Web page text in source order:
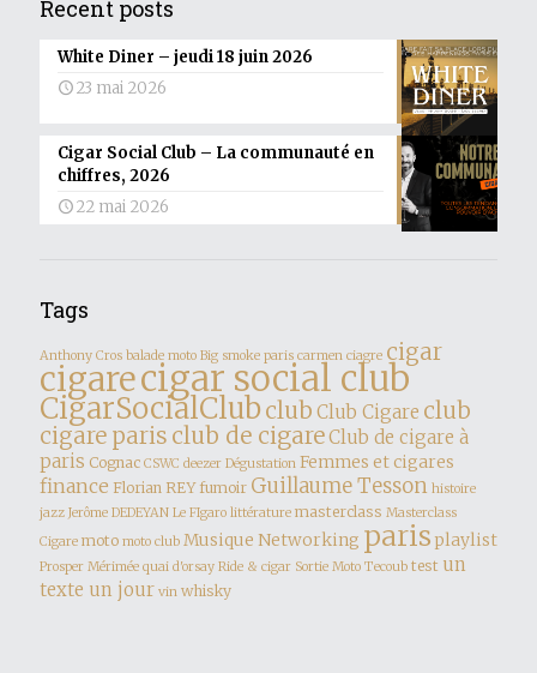
Recent posts
White Diner – jeudi 18 juin 2026
23 mai 2026
Cigar Social Club – La communauté en
chiffres, 2026
22 mai 2026
Tags
Anthony Cros balade moto Big smoke paris carmen ciagre cigar
cigarecigar social club
CigarSocialClubclub Club Cigare club
cigare paris club de cigareClub de cigare à
paris Cognac CSWC deezer Dégustation Femmes et cigares
finance Florian REY fumoir Guillaume Tesson histoire
jazz Jerôme DEDEYAN Le FIgaro littérature masterclass Masterclass
Cigare moto moto club Musique Networking paris playlist
Prosper Mérimée quai d'orsay Ride & cigar Sortie Moto Tecoub test un
texte un jour vin whisky